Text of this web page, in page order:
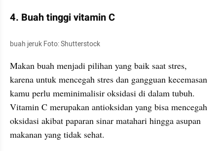
4. Buah tinggi vitamin C
buah jeruk Foto: Shutterstock
Makan buah menjadi pilihan yang baik saat stres,
karena untuk mencegah stres dan gangguan kecemasan
kamu perlu meminimalisir oksidasi di dalam tubuh.
Vitamin C merupakan antioksidan yang bisa mencegah
oksidasi akibat paparan sinar matahari hingga asupan
makanan yang tidak sehat.